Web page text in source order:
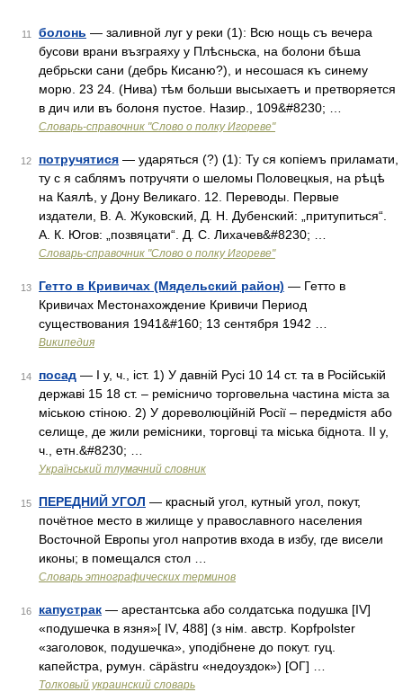
11 болонь — заливной луг у реки (1): Всю нощь съ вечера
бусови врани възграяху у Плѣсньска, на болони бѣша
дебрьски сани (дебрь Кисаню?), и несошася къ синему
морю. 23 24. (Нива) тѣм больши высыхаетъ и претворяется
в дич или въ болоня пустое. Назир., 109&#8230; …
Словарь-справочник "Слово о полку Игореве"
12 потручятися — ударяться (?) (1): Ту ся копіемъ приламати,
ту с я саблямъ потручяти о шеломы Половецкыя, на рѣцѣ
на Каялѣ, у Дону Великаго. 12. Переводы. Первые
издатели, В. А. Жуковский, Д. Н. Дубенский: „притупиться“.
А. К. Югов: „позвяцати“. Д. С. Лихачев&#8230; …
Словарь-справочник "Слово о полку Игореве"
13 Гетто в Кривичах (Мядельский район) — Гетто в
Кривичах Местонахождение Кривичи Период
существования 1941&#160; 13 сентября 1942 …
Википедия
14 посад — I у, ч., іст. 1) У давній Русі 10 14 ст. та в Російській
державі 15 18 ст. – ремісничо торговельна частина міста за
міською стіною. 2) У дореволюційній Росії – передмістя або
селище, де жили ремісники, торговці та міська біднота. II у,
ч., етн.&#8230; …
Український тлумачний словник
15 ПЕРЕДНИЙ УГОЛ — красный угол, кутный угол, покут,
почётное место в жилище у православного населения
Восточной Европы угол напротив входа в избу, где висели
иконы; в помещался стол …
Словарь этнографических терминов
16 капустрак — арестантська або солдатська подушка [IV]
«подушечка в язня»[ IV, 488] (з нім. австр. Kopfpolster
«заголовок, подушечка», уподібнене до покут. гуц.
капейстра, румун. cäpästru «недоуздок») [ОГ] …
Толковый украинский словарь